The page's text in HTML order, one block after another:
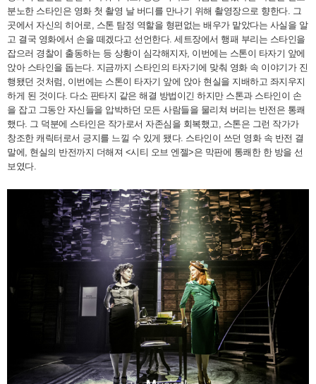
분노한 스타인은 영화 첫 촬영 날 버디를 만나기 위해 촬영장으로 향한다. 그
곳에서 자신의 히어로, 스톤 탐정 역할을 형편없는 배우가 맡았다는 사실을 알
고 결국 영화에서 손을 떼겠다고 선언한다. 세트장에서 행패 부리는 스타인을
잡으러 경찰이 출동하는 등 상황이 심각해지자, 이번에는 스톤이 타자기 앞에
앉아 스타인을 돕는다. 지금까지 스타인의 타자기에 맞춰 영화 속 이야기가 진
행됐던 것처럼, 이번에는 스톤이 타자기 앞에 앉아 현실을 지배하고 좌지우지
하게 된 것이다. 다소 판타지 같은 해결 방법이긴 하지만 스톤과 스타인이 손
을 잡고 그동안 자신들을 압박하던 모든 사람들을 물리쳐 버리는 반전은 통쾌
했다. 그 덕분에 스타인은 작가로서 자존심을 회복했고, 스톤은 그런 작가가
창조한 캐릭터로서 긍지를 느낄 수 있게 됐다. 스타인이 쓰던 영화 속 반전 결
말에, 현실의 반전까지 더해져 <시티 오브 엔젤>은 막판에 통쾌한 한 방을 선
보였다.